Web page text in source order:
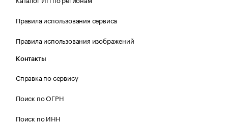
Правила использования сервиса
Правила использования изображений
Контакты
Справка по сервису
Поиск по ОГРН
Поиск по ИНН